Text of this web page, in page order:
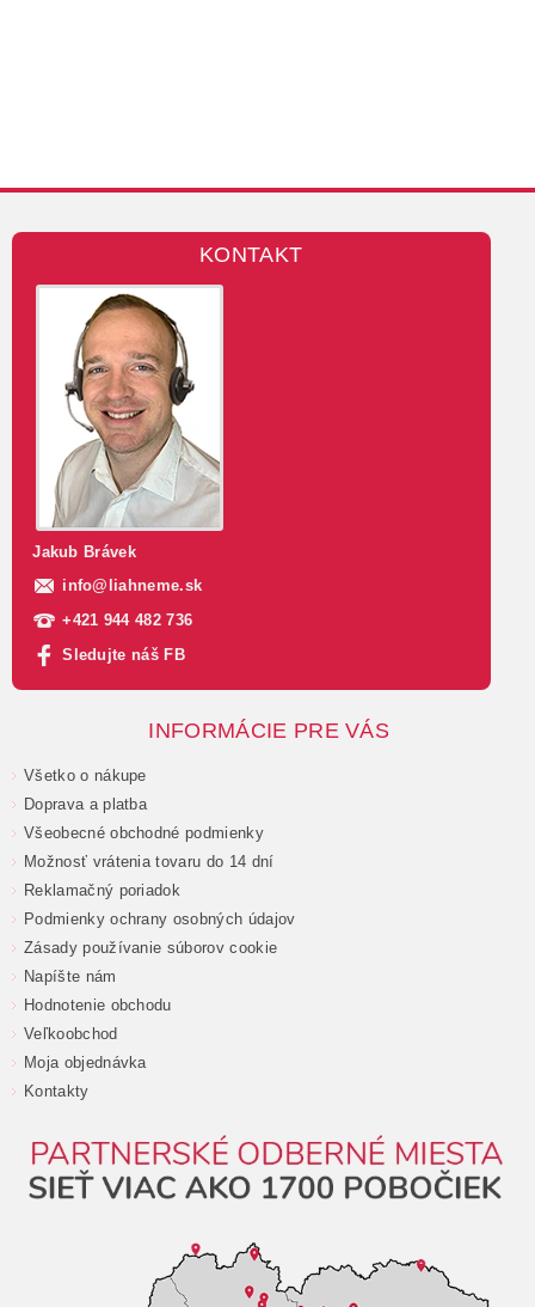
KONTAKT
Jakub Brávek
info@ liahneme.sk
+421 944 482 736
Sledujte náš FB
INFORMÁCIE PRE VÁS
Všetko o nákupe
Doprava a platba
Všeobecné obchodné podmienky
Možnosť vrátenia tovaru do 14 dní
Reklamačný poriadok
Podmienky ochrany osobných údajov
Zásady používanie súborov cookie
Napíšte nám
Hodnotenie obchodu
Veľkoobchod
Moja objednávka
Kontakty